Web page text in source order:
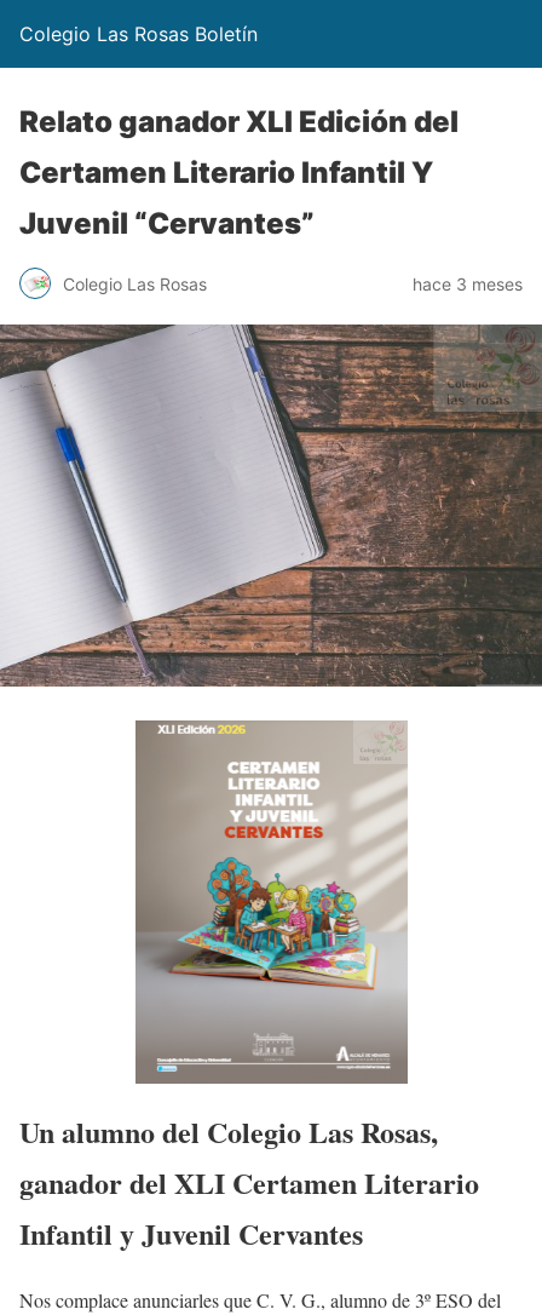
Colegio Las Rosas Boletín
Relato ganador XLI Edición del
Certamen Literario Infantil Y
Juvenil “Cervantes”
Colegio Las Rosas hace 3 meses
Un alumno del Colegio Las Rosas,
ganador del XLI Certamen Literario
Infantil y Juvenil Cervantes
Nos complace anunciarles que C. V. G., alumno de 3º ESO del